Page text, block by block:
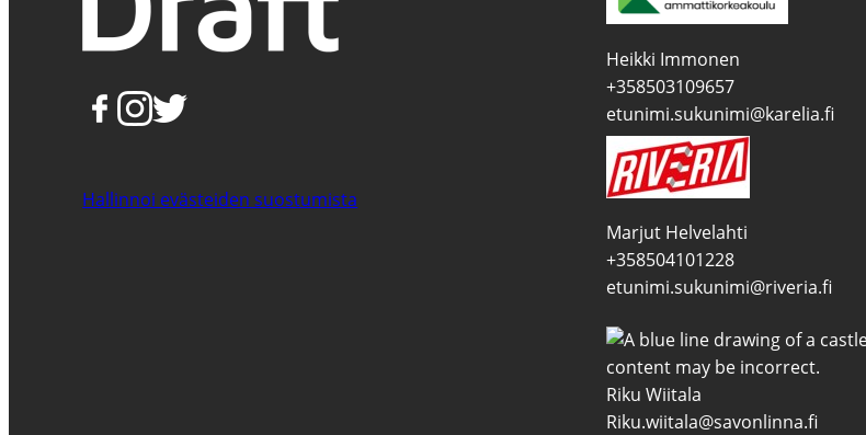
Hallinnoi evästeiden suostumista
Heikki Immonen
+358503109657
etunimi.sukunimi@karelia.fi
Marjut Helvelahti
+358504101228
etunimi.sukunimi@riveria.fi
Riku Wiitala
Riku.wiitala@savonlinna.fi